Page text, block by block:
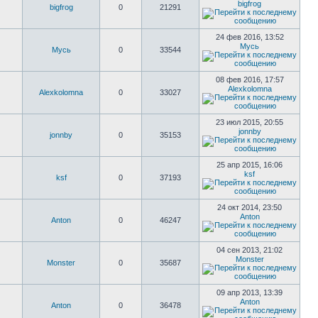
bigfrog 0 21291 bigfrog
Мусь 0 33544
24 фев 2016, 13:52
Мусь
Alexkolomna 0 33027
08 фев 2016, 17:57
Alexkolomna
jonnby 0 35153
23 июл 2015, 20:55
jonnby
ksf 0 37193
25 апр 2015, 16:06
ksf
Anton 0 46247
24 окт 2014, 23:50
Anton
Monster 0 35687
04 сен 2013, 21:02
Monster
Anton 0 36478
09 апр 2013, 13:39
Anton